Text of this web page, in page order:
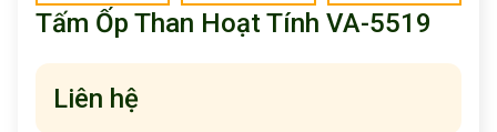
Tấm Ốp Than Hoạt Tính VA-5519
Liên hệ